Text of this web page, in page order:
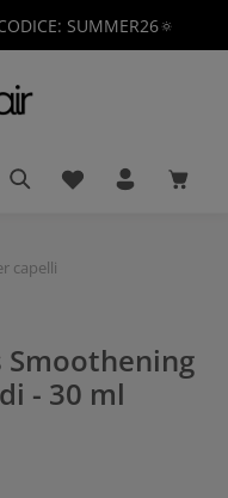
SUMMER26🔅
Hai 0 articoli nella
Il
capelli
Smoothening
- 30 ml